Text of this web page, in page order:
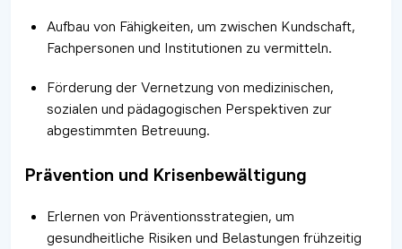
Aufbau von Fähigkeiten, um zwischen Kundschaft,
Fachpersonen und Institutionen zu vermitteln.
Förderung der Vernetzung von medizinischen,
sozialen und pädagogischen Perspektiven zur
abgestimmten Betreuung.
Prävention und Krisenbewältigung
Erlernen von Präventionsstrategien, um
gesundheitliche Risiken und Belastungen frühzeitig